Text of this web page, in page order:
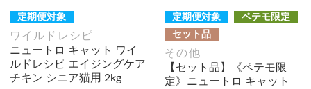
定期便対象
ワイルドレシピ
ニュートロ キャット ワイ
ルドレシピ エイジングケア
チキン シニア猫用 2kg
定期便対象
ペテモ限定
セット品
その他
【セット品】《ペテモ限
定》ニュートロ キャット